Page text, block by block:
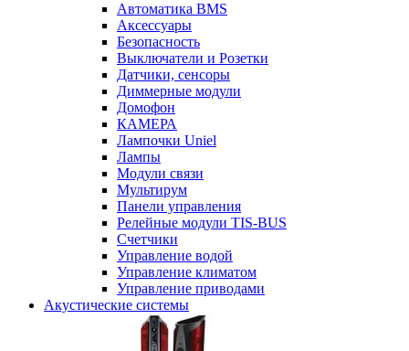
Автоматика BMS
Аксессуары
Безопасность
Выключатели и Розетки
Датчики, сенсоры
Диммерные модули
Домофон
КАМЕРА
Лампочки Uniel
Лампы
Модули связи
Мультирум
Панели управления
Релейные модули TIS-BUS
Счетчики
Управление водой
Управление климатом
Управление приводами
Акустические системы